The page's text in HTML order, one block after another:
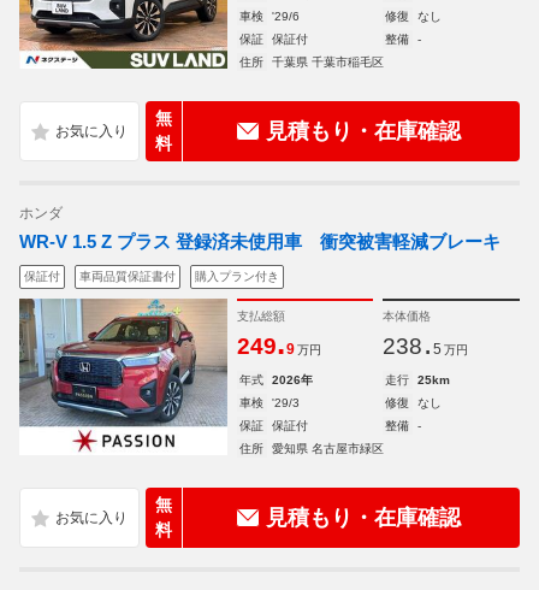
車検
'29/6 修復
なし
保証
保証付 整備
-
住所
千葉県 千葉市稲毛区
無
料
見積もり・在庫確認
ホンダ
WR-V 1.5 Z プラス 登録済未使用車 衝突被害軽減ブレーキ
保証付 車両品質保証書付 購入プラン付き
支払総額
249.9 万円
本体価格
238. 5 万円
年式 2026年 走行
25km
車検
'29/3 修復
なし
保証
保証付 整備
-
住所
愛知県 名古屋市緑区
無
料
見積もり・在庫確認